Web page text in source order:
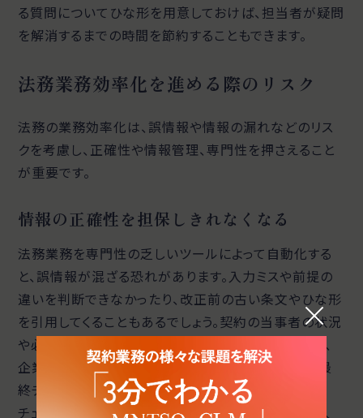
る質問についてひな形を用意しておけば、担当者が疑問
を解消するまでの時間を節約することもできます。
法務業務効率化を進める際のリスク
法務の業務効率化は、誤情報や情報の漏れなどのリス
クを考慮し、正確性や情報管理、専門性を押さえること
が重要です。
情報の正確性を担保しきれなくなる
法務業務を専門性の乏しいツールによって自動化する
と、誤情報が混ざる恐れがあります。入力ミスや前提の
違いを判断できなかったり、改正前の古い条文やひな形
を引用してくることもあるでしょう。契約の当事者の状況
や必要な条件が反映されないまま締結に進むことは、
企業の安全な業務推進を阻みます。法務部門として最
終チェックする担当者を決め、重要項目だけは必ず
チェックリストと照合するなどして、最終的な決断は人